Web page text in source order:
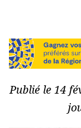
Publié le 14